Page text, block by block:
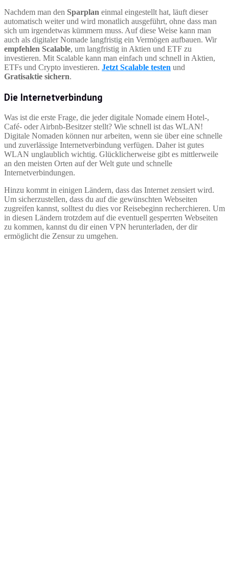
Nachdem man den Sparplan einmal eingestellt hat, läuft dieser
automatisch weiter und wird monatlich ausgeführt, ohne dass man
sich um irgendetwas kümmern muss. Auf diese Weise kann man
auch als digitaler Nomade langfristig ein Vermögen aufbauen. Wir
empfehlen Scalable, um langfristig in Aktien und ETF zu
investieren. Mit Scalable kann man einfach und schnell in Aktien,
ETFs und Crypto investieren. Jetzt Scalable testen und
Gratisaktie sichern.
Die Internetverbindung
Was ist die erste Frage, die jeder digitale Nomade einem Hotel-,
Café- oder Airbnb-Besitzer stellt? Wie schnell ist das WLAN!
Digitale Nomaden können nur arbeiten, wenn sie über eine schnelle
und zuverlässige Internetverbindung verfügen. Daher ist gutes
WLAN unglaublich wichtig. Glücklicherweise gibt es mittlerweile
an den meisten Orten auf der Welt gute und schnelle
Internetverbindungen.
Hinzu kommt in einigen Ländern, dass das Internet zensiert wird.
Um sicherzustellen, dass du auf die gewünschten Webseiten
zugreifen kannst, solltest du dies vor Reisebeginn recherchieren. Um
in diesen Ländern trotzdem auf die eventuell gesperrten Webseiten
zu kommen, kannst du dir einen VPN herunterladen, der dir
ermöglicht die Zensur zu umgehen.